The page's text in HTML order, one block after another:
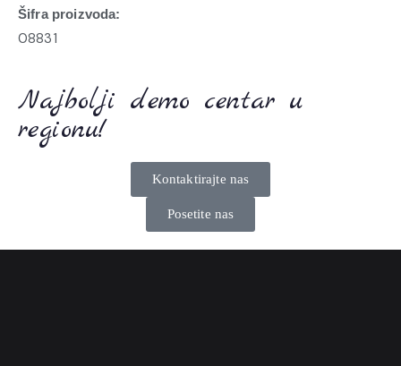
Šifra proizvoda:
08831
Najbolji demo centar u
regionu!
Kontaktirajte nas
Posetite nas